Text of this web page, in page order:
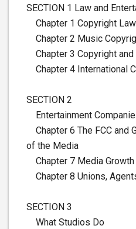
SECTION 1 Law and
Chapter 1 Copyright Law
Chapter 2 Music
Chapter 3 Copyright
Chapter 4 International
SECTION 2
Entertainment
Chapter 6 The FCC and
of the Media
Chapter 7 Media
Chapter 8 Unions,
SECTION 3
What Studios Do